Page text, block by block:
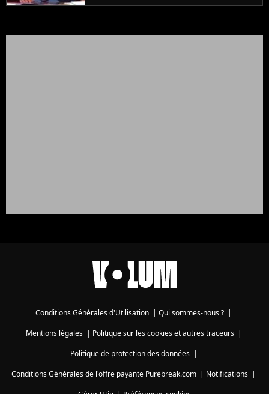
Conditions Générales d'Utilisation Qui sommes-nous ?
Mentions légales| Politique sur les cookies et autres traceurs|
Politique de protection des données|
Conditions Générales de l'offre payante Purebreak.com
Notifications